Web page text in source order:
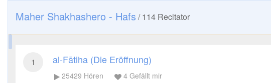
Maher Shakhashero - Hafs /114 Recitator
1 al-Fātiha (Die Eröffnung)
25429 Hören 4 Gefällt mir